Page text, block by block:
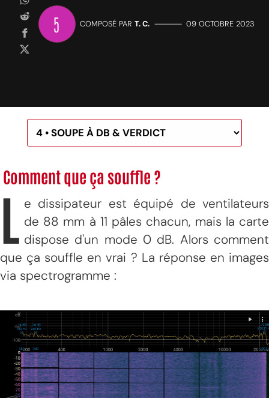
5 COMPOSÉ PAR T. C. ————— 09 OCTOBRE 2023
Comment que ça souffle ?
L
e dissipateur est équipé de ventilateurs
de 88 mm à 11 pâles chacun, mais la carte
dispose d'un mode 0 dB. Alors comment
que ça souffle en vrai ? La réponse en images
via spectrogramme :